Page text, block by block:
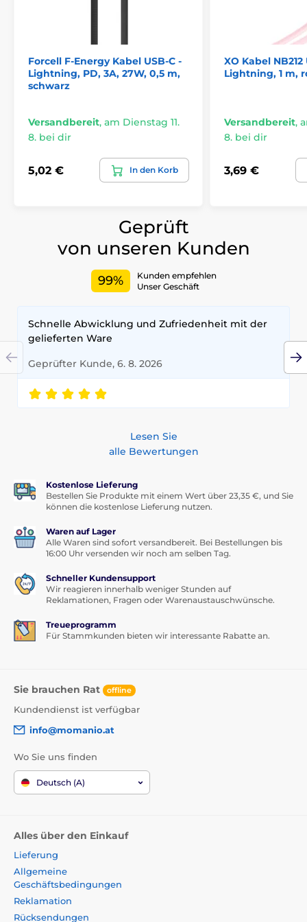
Forcell F-Energy Kabel USB-C -
Lightning, PD, 3A, 27W, 0,5 m,
schwarz
Versandbereit, am Dienstag 11.
8. bei dir
5,02 € In den Korb
XO Kabel NB212
Lightning, 1 m,
Versandbereit,
8. bei dir
3,69 €
Geprüft
von unseren Kunden
99%
Kunden empfehlen
Unser Geschäft
Schnelle Abwicklung und Zufriedenheit mit der
gelieferten Ware
Geprüfter Kunde, 6. 8. 2026
Lesen Sie
alle Bewertungen
Kostenlose Lieferung
Bestellen Sie Produkte mit einem Wert über 23,35 €, und Sie
können die kostenlose Lieferung nutzen.
Waren auf Lager
Alle Waren sind sofort versandbereit. Bei Bestellungen bis
16:00 Uhr versenden wir noch am selben Tag.
Schneller Kundensupport
Wir reagieren innerhalb weniger Stunden auf
Reklamationen, Fragen oder Warenaustauschwünsche.
Treueprogramm
Für Stammkunden bieten wir interessante Rabatte an.
Sie brauchen Rat offline
Kundendienst ist verfügbar
info@momanio.at
Wo Sie uns finden
Deutsch (A)
Alles über den Einkauf
Lieferung
Allgemeine
Geschäftsbedingungen
Reklamation
Rücksendungen